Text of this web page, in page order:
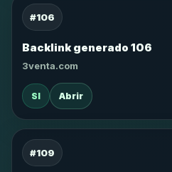
#106
Backlink generado 106
3venta.com
SI Abrir
#109